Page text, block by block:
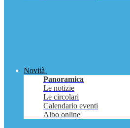
Novità
Panoramica
Le notizie
Le circolari
Calendario eventi
Albo online